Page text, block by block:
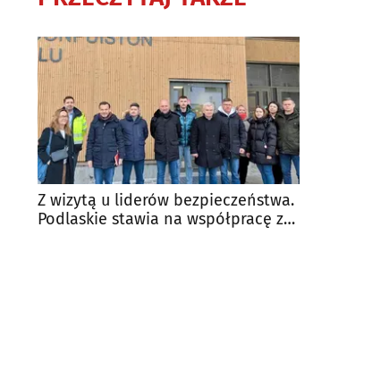
Z wizytą u liderów bezpieczeństwa.
Podlaskie stawia na współpracę z